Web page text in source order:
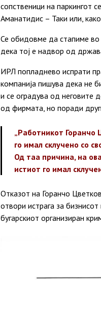
сопственици на паркингот
Аманатидис – Таки или,
Се обидовме да стапиме во
дека тој е надвор од
ИРЛ попладнево испрати
компанија пишува дека не
и се оградува од неговите
од фирмата, но поради
„Работникот Горанчо
го имал склучено со
Од таа причина, на
истиот го имал
Отказот на Горанчо
отвори истрага за
бугарскиот организиран